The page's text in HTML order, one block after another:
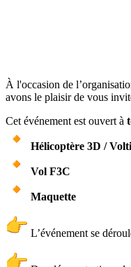
À l'occasion de
avons le plaisir de vous
Cet événement est ouvert à
Hélicoptère 3D /
Vol F3C
Maquette
L’événement se